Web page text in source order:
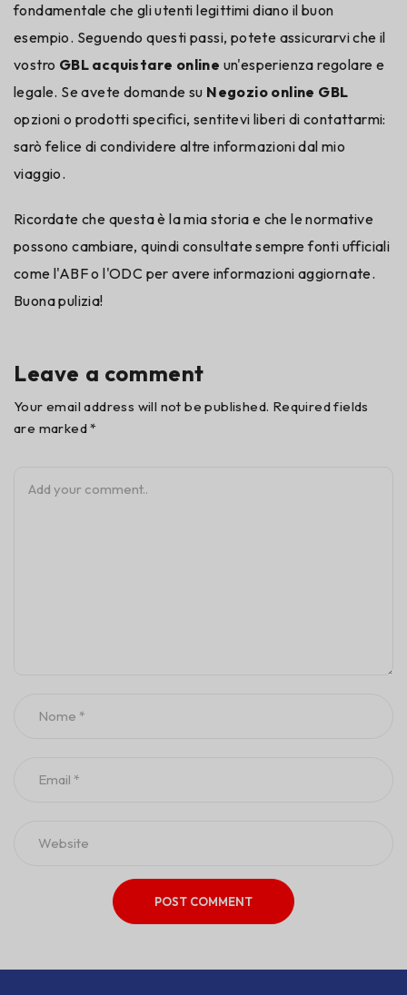
fondamentale che gli utenti legittimi diano il buon
esempio. Seguendo questi passi, potete assicurarvi che il
vostro GBL acquistare online un'esperienza regolare e
legale. Se avete domande su Negozio online GBL
opzioni o prodotti specifici, sentitevi liberi di contattarmi:
sarò felice di condividere altre informazioni dal mio
viaggio.
Ricordate che questa è la mia storia e che le normative
possono cambiare, quindi consultate sempre fonti ufficiali
come l'ABF o l'ODC per avere informazioni aggiornate.
Buona pulizia!
Leave a comment
Your email address will not be published. Required fields
are marked *
POST COMMENT